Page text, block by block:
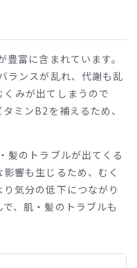
豊富に含まれています。
ランスが乱れ、代謝も乱
みが出てしまうので
ミンB2 を補えるため、
髪のトラブルが出てくる
響も生じるため、むく
気分の低下につながり
、肌・髪のトラブルも